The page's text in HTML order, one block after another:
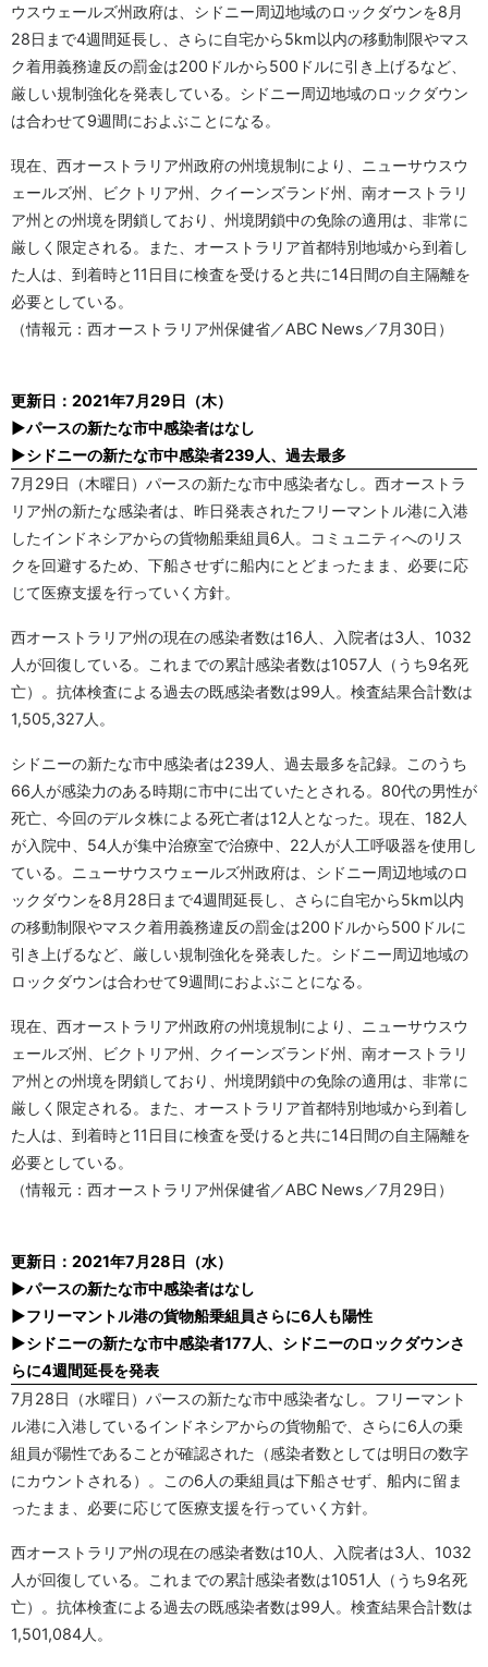
ウスウェールズ州政府は、シドニー周辺地域のロックダウンを8月
28日まで4週間延長し、さらに自宅から5km以内の移動制限やマス
ク着用義務違反の罰金は200ドルから500ドルに引き上げるなど、
厳しい規制強化を発表している。シドニー周辺地域のロックダウン
は合わせて9週間におよぶことになる。
現在、西オーストラリア州政府の州境規制により、ニューサウスウ
ェールズ州、ビクトリア州、クイーンズランド州、南オーストラリ
ア州との州境を閉鎖しており、州境閉鎖中の免除の適用は、非常に
厳しく限定される。また、オーストラリア首都特別地域から到着し
た人は、到着時と11日目に検査を受けると共に14日間の自主隔離を
必要としている。
（情報元：西オーストラリア州保健省／ABC News／7月30日）
更新日：2021年7月29日（木）
▶パースの新たな市中感染者はなし
▶シドニーの新たな市中感染者239人、過去最多
7月29日（木曜日）パースの新たな市中感染者なし。西オーストラ
リア州の新たな感染者は、昨日発表されたフリーマントル港に入港
したインドネシアからの貨物船乗組員6人。コミュニティへのリス
クを回避するため、下船させずに船内にとどまったまま、必要に応
じて医療支援を行っていく方針。
西オーストラリア州の現在の感染者数は16人、入院者は3人、1032
人が回復している。これまでの累計感染者数は1057人（うち9名死
亡）。抗体検査による過去の既感染者数は99人。検査結果合計数は
1,505,327人。
シドニーの新たな市中感染者は239人、過去最多を記録。このうち
66人が感染力のある時期に市中に出ていたとされる。80代の男性が
死亡、今回のデルタ株による死亡者は12人となった。現在、182人
が入院中、54人が集中治療室で治療中、22人が人工呼吸器を使用し
ている。ニューサウスウェールズ州政府は、シドニー周辺地域のロ
ックダウンを8月28日まで4週間延長し、さらに自宅から5km以内
の移動制限やマスク着用義務違反の罰金は200ドルから500ドルに
引き上げるなど、厳しい規制強化を発表した。シドニー周辺地域の
ロックダウンは合わせて9週間におよぶことになる。
現在、西オーストラリア州政府の州境規制により、ニューサウスウ
ェールズ州、ビクトリア州、クイーンズランド州、南オーストラリ
ア州との州境を閉鎖しており、州境閉鎖中の免除の適用は、非常に
厳しく限定される。また、オーストラリア首都特別地域から到着し
た人は、到着時と11日目に検査を受けると共に14日間の自主隔離を
必要としている。
（情報元：西オーストラリア州保健省／ABC News／7月29日）
更新日：2021年7月28日（水）
▶パースの新たな市中感染者はなし
▶フリーマントル港の貨物船乗組員さらに6人も陽性
▶シドニーの新たな市中感染者177人、シドニーのロックダウンさ
らに4週間延長を発表
7月28日（水曜日）パースの新たな市中感染者なし。フリーマント
ル港に入港しているインドネシアからの貨物船で、さらに6人の乗
組員が陽性であることが確認された（感染者数としては明日の数字
にカウントされる）。この6人の乗組員は下船させず、船内に留ま
ったまま、必要に応じて医療支援を行っていく方針。
西オーストラリア州の現在の感染者数は10人、入院者は3人、1032
人が回復している。これまでの累計感染者数は1051人（うち9名死
亡）。抗体検査による過去の既感染者数は99人。検査結果合計数は
1,501,084人。